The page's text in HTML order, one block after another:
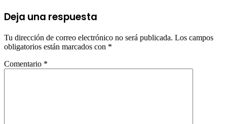
Deja una respuesta
Tu dirección de correo electrónico no será publicada. Los campos
obligatorios están marcados con *
Comentario *